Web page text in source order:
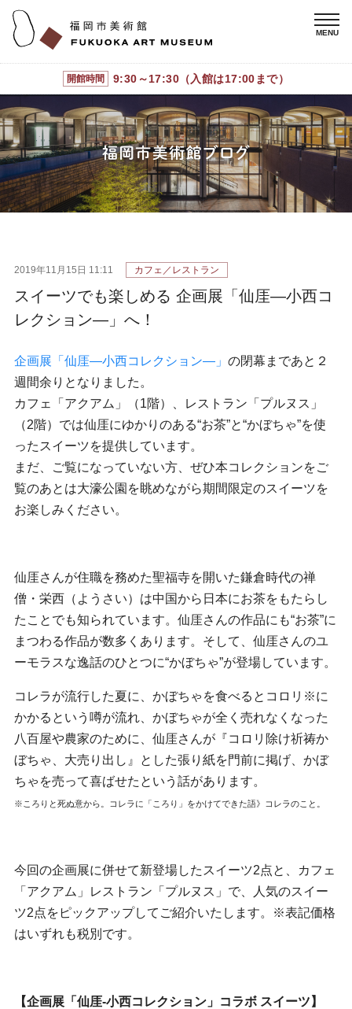
開館時間 9:30～17:30（入館は17:00まで）
2019年11月15日 11:11 カフェ／レストラン
スイーツでも楽しめる 企画展「仙厓―小西コ
レクション―」へ！
企画展「仙厓―小西コレクション―」 の閉幕まであと２
週間余りとなりました。
カフェ「アクアム」（1階）、レストラン「プルヌス」
（2階）では仙厓にゆかりのある“お茶”と“かぼちゃ”を使
ったスイーツを提供しています。
まだ、ご覧になっていない方、ぜひ本コレクションをご
覧のあとは大濠公園を眺めながら期間限定のスイーツを
お楽しみください。
仙厓さんが住職を務めた聖福寺を開いた鎌倉時代の禅
僧・栄西（ ようさい）は中国から日本にお茶をもたらし
たことでも知られてい ます。仙厓さんの作品にも“お茶”に
まつわる作品が数多くあります。そして、仙厓さんのユ
ーモラスな逸話のひとつに“かぼちゃ”が登場しています。
コレラが流行した夏に、かぼちゃを食べるとコロリ※に
かかるという噂が流れ、かぼちゃが全く売れなくなった
八百屋や農家のために、仙厓さんが『コロリ除け祈祷か
ぼちゃ、大売り出し』とした張り紙を門前に掲げ、かぼ
ちゃを売って喜ばせたという話があります。
※ころりと死ぬ意から。コレラに「ころり」をかけてできた語》コレラのこと。
今回の企画展に併せて新登場したスイーツ2点と、カフェ
「アクアム」レストラン「プルヌス」で、人気のスイー
ツ2点をピックアップしてご紹介いたします。※表記価格
はいずれも税別です。
【企画展「仙厓-小西コレクション」コラボ スイーツ】